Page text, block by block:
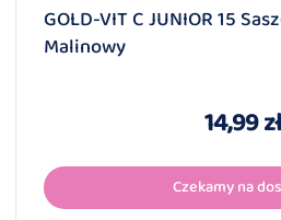
GOLD-VIT C JUNIOR 15
Malinowy
14,99
Czekamy na